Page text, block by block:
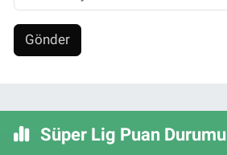
Gönder
Süper Lig Puan Durumu